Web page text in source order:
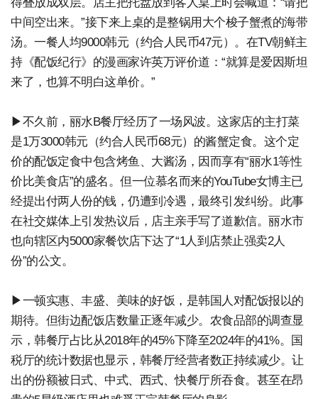
中间空出来。”接下来上桌的是整锅用大个梭子蟹煮的海带
汤。一餐人均9000韩元（约合人民币47元）。在TV朝鲜主
持《配饭纪行》的漫画家许英万评价道：“就算是爱因斯坦
来了，也算不明白这单价。”
▶不久前，丽水B餐厅经历了一场风波。这家店的主打菜
是1万3000韩元（约合人民币68元）的酱蟹定食。这个定
价的配饭定食中包含烤鱼、大酱汤，因而享有“丽水1等性
价比美食店”的盛名。但一位慕名而来的YouTube女博主已
经提出付两人份的钱，仍遭到冷遇，最终引发纠纷。此事
在社交媒体上引发热议后，店主亲手写了道歉信。丽水市
也向辖区内5000家餐饮店下达了“1人到店禁止强卖2人
份”的公文。
▶一顿实惠、丰盛、美味的好饭，是韩国人对配饭报以的
期待。但街边配饭店数量正逐年减少。农食品部的调查显
示，韩餐厅占比从2018年的45%下降至2024年的41%。国
税厅的统计数据也显示，韩餐厅经营者数正持续减少。让
出的份额被日式、中式、西式、快餐厅所吞食。甚至在昂